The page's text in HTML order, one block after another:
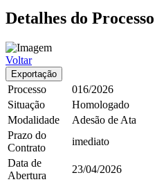
Detalhes do Processo
Voltar
Exportação
Processo
016/2026
Situação
Homologado
Modalidade
Adesão de Ata
Prazo do
Contrato
imediato
Data de
Abertura
23/04/2026